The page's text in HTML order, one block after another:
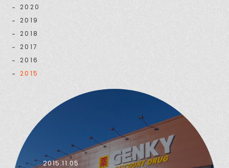
2020
2019
2018
2017
2016
2015
2015.11.05